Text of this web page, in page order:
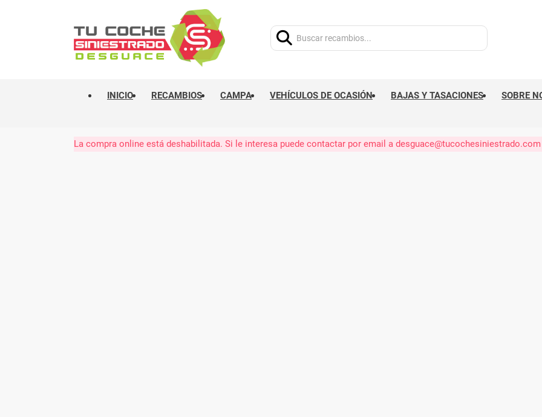
Buscar:
INICIO RECAMBIOS CAMPA VEHÍCULOS DE OCASIÓN BAJAS Y TASACIONES SOBRE
La compra online está deshabilitada. Si le interesa puede contactar por email a desguace@tucochesiniestrado.com